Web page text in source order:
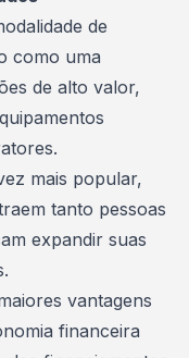
de
como uma
de alto valor,
mais popular,
tanto pessoas
expandir suas
vantagens
financeira